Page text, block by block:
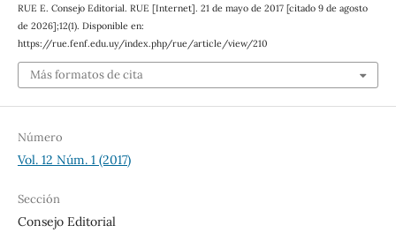
RUE E. Consejo Editorial. RUE [Internet]. 21 de mayo de 2017 [citado 9 de agosto
de 2026];12(1). Disponible en:
https://rue.fenf.edu.uy/index.php/rue/article/view/210
Más formatos de cita
Número
Vol. 12 Núm. 1 (2017)
Sección
Consejo Editorial